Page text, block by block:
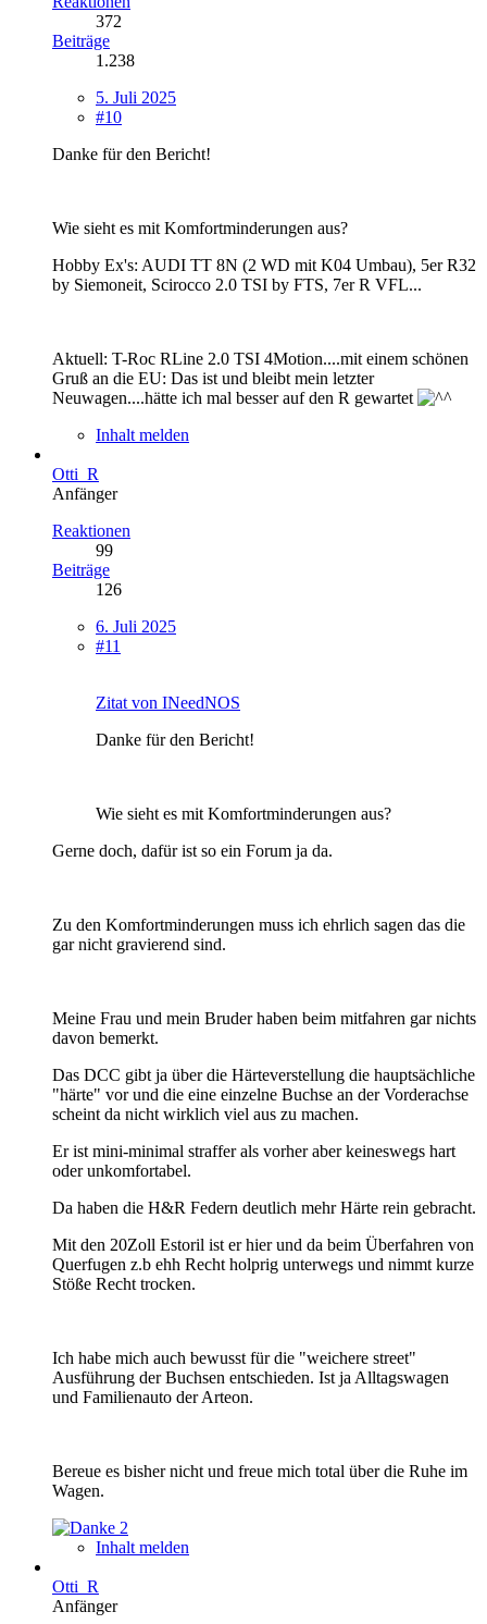
372
Beiträge
1.238
5. Juli 2025
#10
Danke für den Bericht!
Wie sieht es mit Komfortminderungen aus?
Hobby Ex's: AUDI TT 8N (2 WD mit K04 Umbau), 5er R32
by Siemoneit, Scirocco 2.0 TSI by FTS, 7er R VFL...
Aktuell: T-Roc RLine 2.0 TSI 4Motion....mit einem schönen
Gruß an die EU: Das ist und bleibt mein letzter
Neuwagen....hätte ich mal besser auf den R gewartet
Inhalt melden
Otti_R
Anfänger
Reaktionen
99
Beiträge
126
6. Juli 2025
#11
Zitat von INeedNOS
Danke für den Bericht!
Wie sieht es mit Komfortminderungen aus?
Gerne doch, dafür ist so ein Forum ja da.
Zu den Komfortminderungen muss ich ehrlich sagen das die
gar nicht gravierend sind.
Meine Frau und mein Bruder haben beim mitfahren gar nichts
davon bemerkt.
Das DCC gibt ja über die Härteverstellung die hauptsächliche
"härte" vor und die eine einzelne Buchse an der Vorderachse
scheint da nicht wirklich viel aus zu machen.
Er ist mini-minimal straffer als vorher aber keineswegs hart
oder unkomfortabel.
Da haben die H&R Federn deutlich mehr Härte rein gebracht.
Mit den 20Zoll Estoril ist er hier und da beim Überfahren von
Querfugen z.b ehh Recht holprig unterwegs und nimmt kurze
Stöße Recht trocken.
Ich habe mich auch bewusst für die "weichere street"
Ausführung der Buchsen entschieden. Ist ja Alltagswagen
und Familienauto der Arteon.
Bereue es bisher nicht und freue mich total über die Ruhe im
Wagen.
2
Inhalt melden
Otti_R
Anfänger